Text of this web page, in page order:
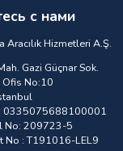
с нами
Aracılık Hizmetleri A.Ş.
Gazi Güçnar Sok.
No:10
0335075688100001
No: 209723-5
No : T191016-LEL9